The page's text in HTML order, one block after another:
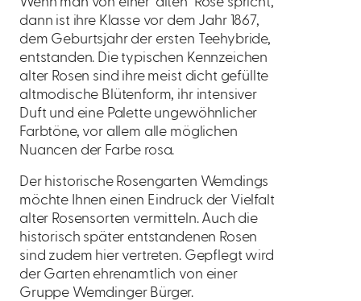
dann ist ihre Klasse vor dem Jahr 1867,
dem Geburtsjahr der ersten Teehybride,
entstanden. Die typischen Kennzeichen
alter Rosen sind ihre meist dicht gefüllte
altmodische Blütenform, ihr intensiver
Duft und eine Palette ungewöhnlicher
Farbtöne, vor allem alle möglichen
Nuancen der Farbe rosa.
Der historische Rosengarten Wemdings
möchte Ihnen einen Eindruck der Vielfalt
alter Rosensorten vermitteln. Auch die
historisch später entstandenen Rosen
sind zudem hier vertreten. Gepflegt wird
der Garten ehrenamtlich von einer
Gruppe Wemdinger Bürger.